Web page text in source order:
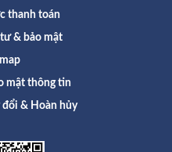
thanh toán
& bảo mật
mật thông tin
đổi & Hoàn hủy